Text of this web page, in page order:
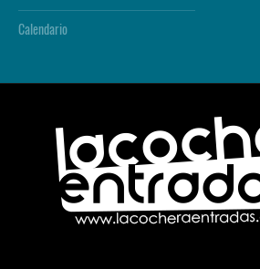
Calendario